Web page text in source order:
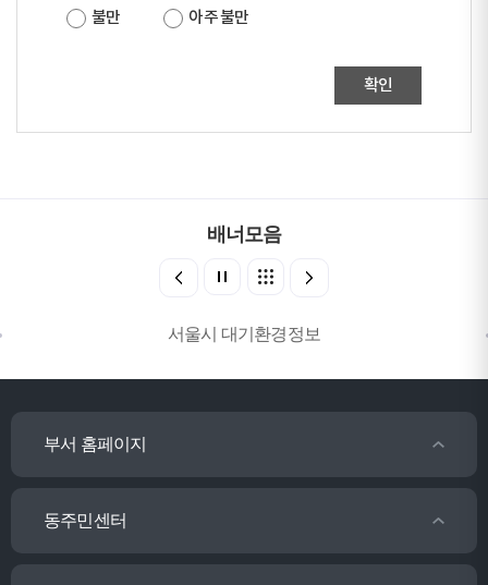
불만
아주 불만
확인
배너모음
서울시 대기환경정보
부서 홈페이지
동주민센터